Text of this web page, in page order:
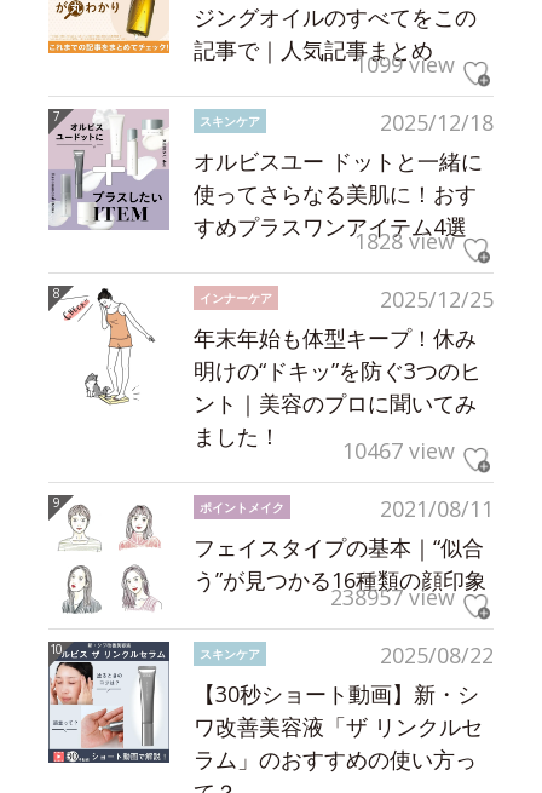
ジングオイルのすべてをこの
記事で｜人気記事まとめ
1099 view
2025/12/18
スキンケア
オルビスユー ドットと一緒に
使ってさらなる美肌に！おす
すめプラスワンアイテム4選
1828 view
2025/12/25
インナーケア
年末年始も体型キープ！休み
明けの“ドキッ”を防ぐ3つのヒ
ント｜美容のプロに聞いてみ
ました！
10467 view
2021/08/11
ポイントメイク
フェイスタイプの基本｜“似合
う”が見つかる16種類の顔印象
238957 view
2025/08/22
スキンケア
【30秒ショート動画】新・シ
ワ改善美容液「ザ リンクルセ
ラム」のおすすめの使い方っ